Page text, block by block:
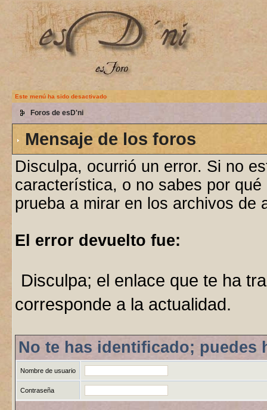
Este menú ha sido desactivado
Foros de esD'ni
Mensaje de los foros
Disculpa, ocurrió un error. Si no
característica, o no sabes por
prueba a mirar en los archivos de
El error devuelto fue:
Disculpa; el enlace que te ha
corresponde a la actualidad.
No te has identificado; puedes
Nombre de usuario
Contraseña